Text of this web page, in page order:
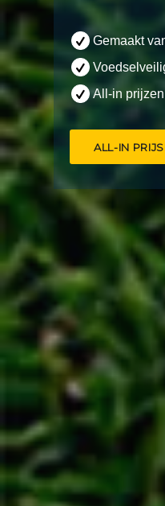
Gemaakt
All-in
ALL-IN